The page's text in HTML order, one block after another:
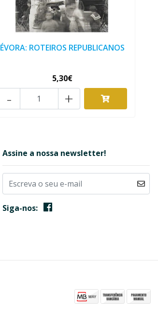
ÉVORA: ROTEIROS REPUBLICANOS
5,30€
+
-
Assine a nossa newsletter!
Siga-nos: